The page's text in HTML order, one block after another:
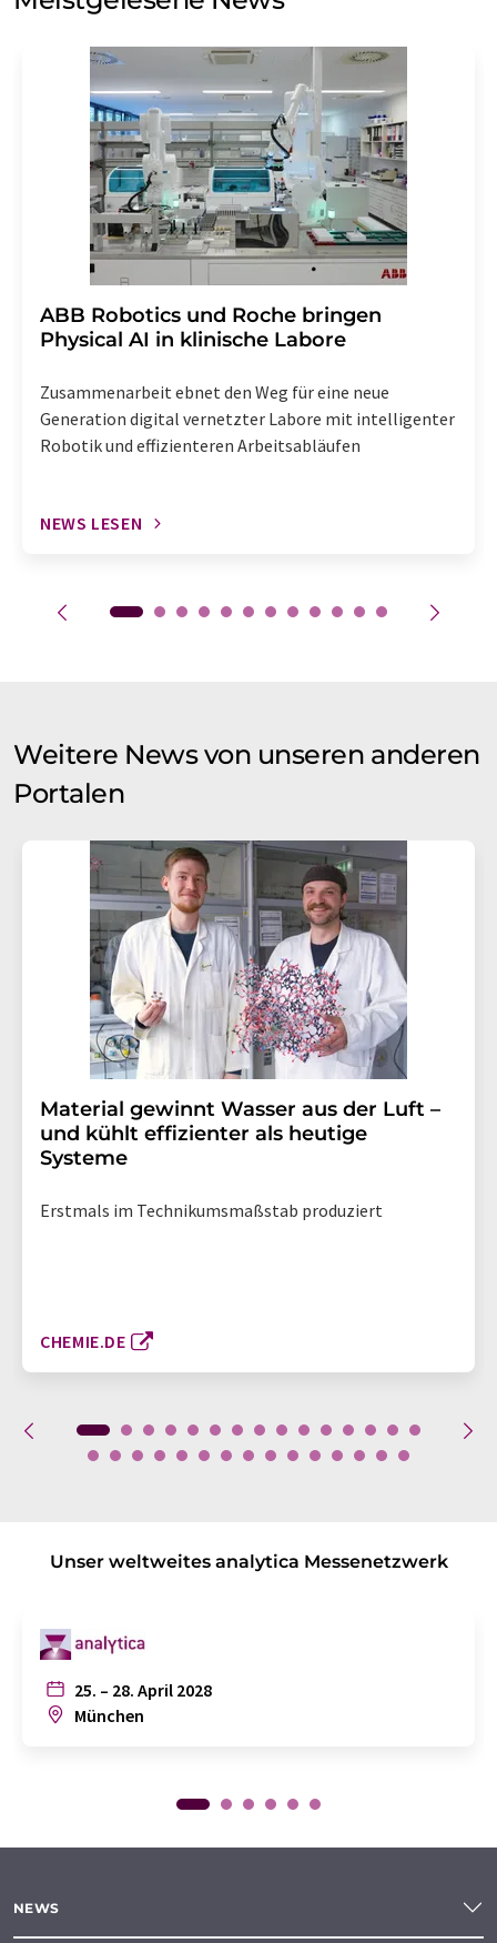
Einwilligung können Sie jederzeit ohne Angabe von
Str. 2, 12489 Berlin oder per E-Mail unter
widerruf@lumitos.commit Wirkung für die Zukunft
widerrufen. Zudem ist in jeder E-Mail ein Link zur
Abbestellung des entsprechenden Newsletters
enthalten.
​​​​​​​ABB Robotics und Roche bringen
Physical AI in klinische Labore
Zusammenarbeit ebnet den Weg für eine neue
Generation digital vernetzter Labore mit intelligenter
Robotik und effizienteren Arbeitsabläufen
NEWS LESEN
Weitere News von unseren anderen
Portalen
Material gewinnt Wasser aus der Luft –
und kühlt effizienter als heutige
Systeme
Erstmals im Technikumsmaßstab produziert
CHEMIE.DE
Unser weltweites analytica Messenetzwerk
25. – 28. April 2028
München
NEWS